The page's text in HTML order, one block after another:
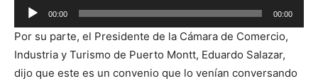
Reproductor
de
audio
00:00 00:00
Por su parte, el Presidente de la Cámara de Comercio,
Industria y Turismo de Puerto Montt, Eduardo Salazar,
dijo que este es un convenio que lo venían conversando